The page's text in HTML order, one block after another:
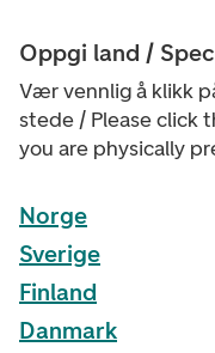
Oppgi land /
Vær vennlig å klikk
stede / Please click
you are physically
Norge
Sverige
Finland
Danmark